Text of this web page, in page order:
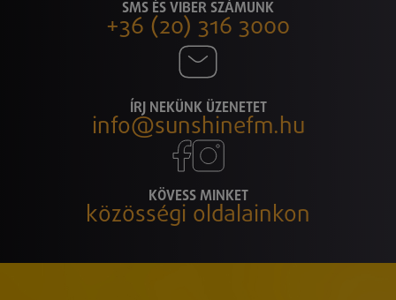
SMS ÉS VIBER SZÁMUNK
+36 (20) 316 3000
ÍRJ NEKÜNK ÜZENETET
info@sunshinefm.hu
KÖVESS MINKET
közösségi oldalainkon